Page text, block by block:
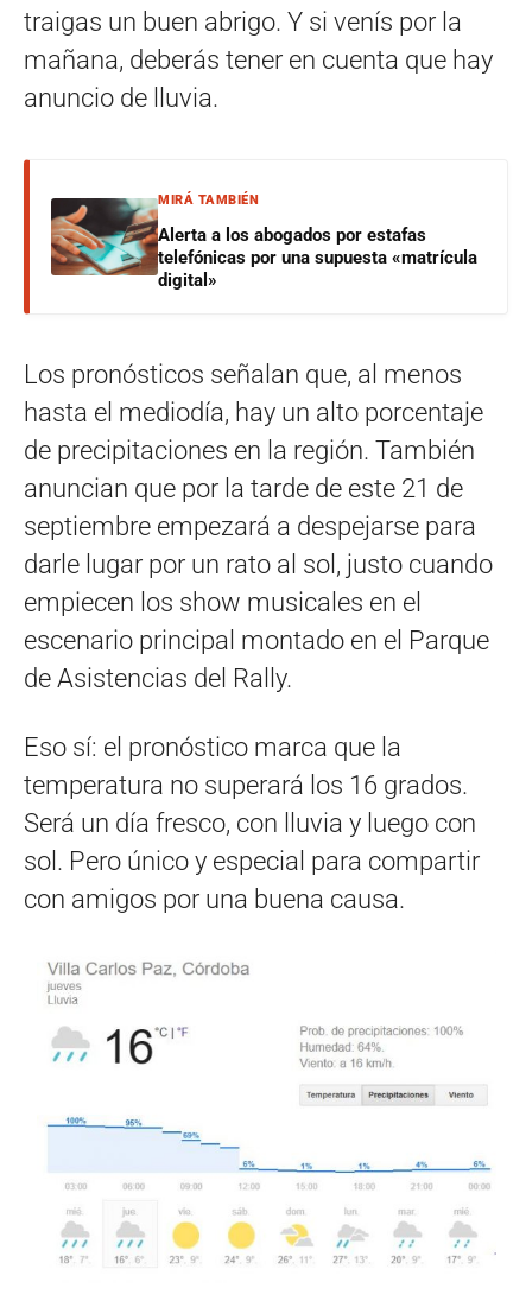
traigas un buen abrigo. Y si venís por la
mañana, deberás tener en cuenta que hay
anuncio de lluvia.
MIRÁ TAMBIÉN
Alerta a los abogados por estafas
telefónicas por una supuesta «matrícula
digital»
Los pronósticos señalan que, al menos
hasta el mediodía, hay un alto porcentaje
de precipitaciones en la región. También
anuncian que por la tarde de este 21 de
septiembre empezará a despejarse para
darle lugar por un rato al sol, justo cuando
empiecen los show musicales en el
escenario principal montado en el Parque
de Asistencias del Rally.
Eso sí: el pronóstico marca que la
temperatura no superará los 16 grados.
Será un día fresco, con lluvia y luego con
sol. Pero único y especial para compartir
con amigos por una buena causa.